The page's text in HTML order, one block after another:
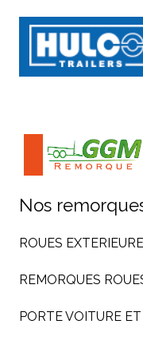
Nos
ROUES
REMORQUES
PORTE VOITURE